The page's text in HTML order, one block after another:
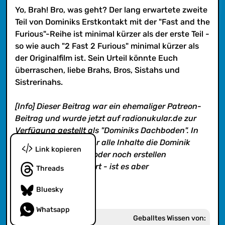
wird. Klingt kompliziert - ist es aber
nicht. Viel Spaß!
Yo, Brah! Bro, was geht? Der lang erwartete zweite
Teil von Dominiks Erstkontakt mit der "Fast and the
Furious"-Reihe ist minimal kürzer als der erste Teil -
so wie auch "2 Fast 2 Furious" minimal kürzer als
der Originalfilm ist. Sein Urteil könnte Euch
überraschen, liebe Brahs, Bros, Sistahs und
Sistrerinahs.
[Info] Dieser Beitrag war ein ehemaliger Patreon-
Beitrag und wurde jetzt auf radionukular.de zur
Verfügung gestellt als "Dominiks Dachboden". In
diesem Feed findet ihr alle Inhalte die Dominik
alleine erstellte und/oder noch erstellen
wird. Klingt kompliziert - ist es aber
nicht. Viel Spaß!
Link kopieren
Threads
Bluesky
Whatsapp
Geballtes Wissen von: